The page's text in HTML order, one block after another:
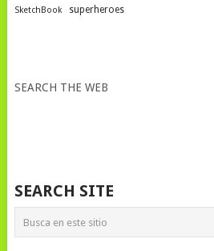
SketchBook
superheroes
SEARCH THE WEB
SEARCH SITE